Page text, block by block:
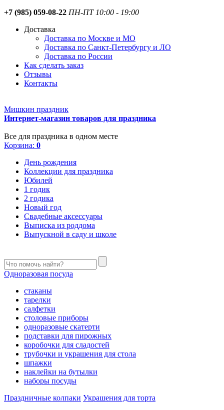
+7 (985) 059-08-22 ПН-ПТ 10:00 - 19:00
Доставка
Доставка по Москве и МО
Доставка по Санкт-Петербургу и ЛО
Доставка по России
Как сделать заказ
Отзывы
Контакты
Мишкин праздник
Интернет-магазин товаров для праздника
Все для праздника в одном месте
Корзина: 0
День рождения
Коллекции для праздника
Юбилей
1 годик
2 годика
Новый год
Свадебные аксессуары
Выписка из роддома
Выпускной в саду и школе
Одноразовая посуда
стаканы
тарелки
салфетки
столовые приборы
одноразовые скатерти
подставки для пирожных
коробочки для сладостей
трубочки и украшения для стола
шпажки
наклейки на бутылки
наборы посуды
Праздничные колпаки Украшения для торта